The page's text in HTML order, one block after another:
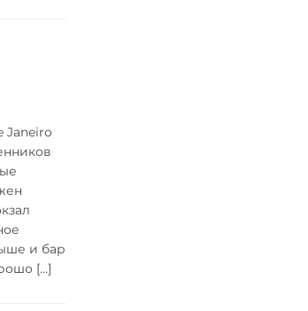
Janeiro
и бар
[…]